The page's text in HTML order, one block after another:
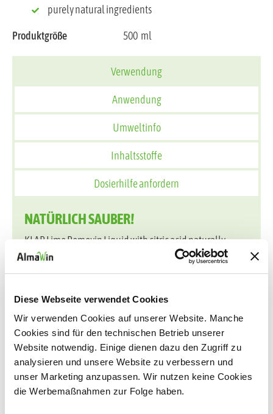
Diese Webseite verwendet Cookies
Wir verwenden Cookies auf unserer Website. Manche
Cookies sind für den technischen Betrieb unserer
Website notwendig. Einige dienen dazu den Zugriff zu
analysieren und unsere Website zu verbessern und
unser Marketing anzupassen. Wir nutzen keine Cookies
die Werbemaßnahmen zur Folge haben.
purely natural ingredients
Produktgröße 500 ml
Verwendung
Anwendung
Umweltinfo
Inhaltsstoffe
Dosierhilfe anfordern
NATÜRLICH SAUBER!
KLAR Lime Removin Liquid with citric acid naturally
removes even stubborn limescale deposits on household
devices and surfaces without any problems. This purely
biologically completely degradable. Citric acid is
odorless, so no acrid vapors are produced during use and
the respiratory tract is protected.
Suitable for kettles, coffee makers, cooking pots, washing
machine and dishwasher, etc., as well as for dissolving